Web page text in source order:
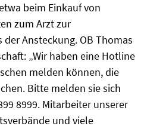
beim Einkauf von
zum Arzt zur
Ansteckung. OB Thomas
„Wir haben eine Hotline
melden können, die
Bitte melden sie sich
8999. Mitarbeiter unserer
und viele